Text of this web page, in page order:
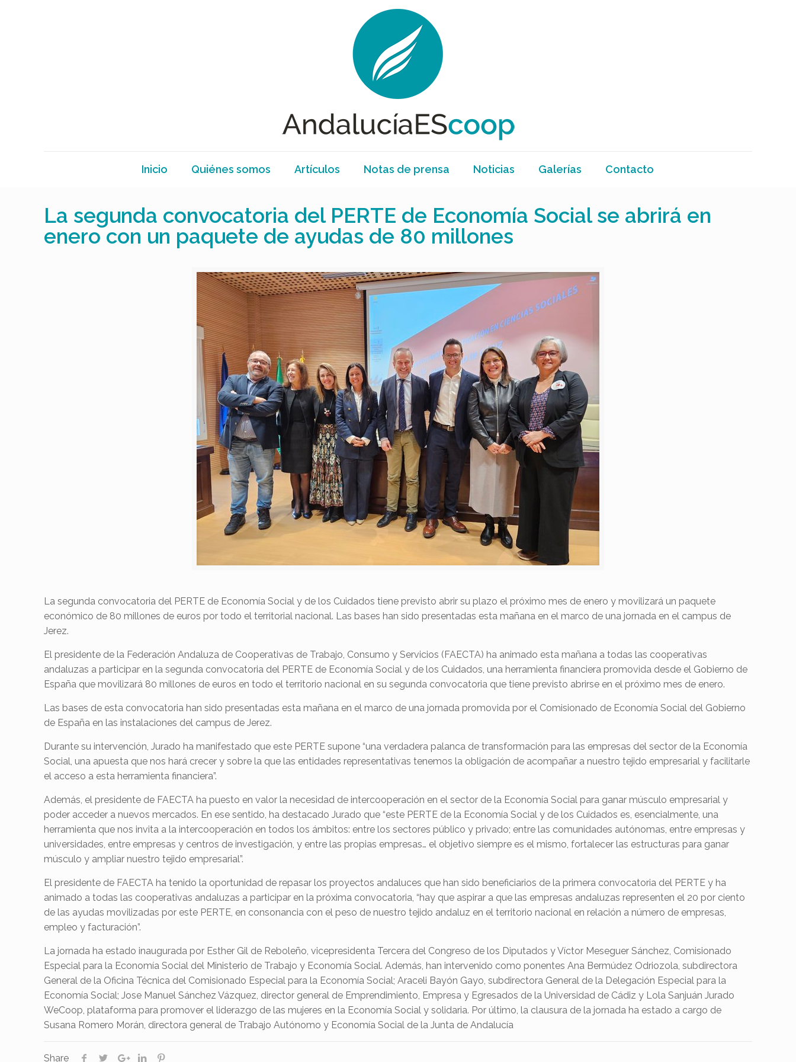
Inicio Quiénes somos Artículos Notas de prensa Noticias Galerías Contacto
La segunda convocatoria del PERTE de Economía Social se abrirá en
enero con un paquete de ayudas de 80 millones
La segunda convocatoria del PERTE de Economía Social y de los Cuidados tiene previsto abrir su plazo el próximo mes de enero y movilizará un paquete
económico de 80 millones de euros por todo el territorial nacional. Las bases han sido presentadas esta mañana en el marco de una jornada en el campus de
Jerez.
El presidente de la Federación Andaluza de Cooperativas de Trabajo, Consumo y Servicios (FAECTA) ha animado esta mañana a todas las cooperativas
andaluzas a participar en la segunda convocatoria del PERTE de Economía Social y de los Cuidados, una herramienta financiera promovida desde el Gobierno de
España que movilizará 80 millones de euros en todo el territorio nacional en su segunda convocatoria que tiene previsto abrirse en el próximo mes de enero.
Las bases de esta convocatoria han sido presentadas esta mañana en el marco de una jornada promovida por el Comisionado de Economía Social del Gobierno
de España en las instalaciones del campus de Jerez.
Durante su intervención, Jurado ha manifestado que este PERTE supone “una verdadera palanca de transformación para las empresas del sector de la Economía
Social, una apuesta que nos hará crecer y sobre la que las entidades representativas tenemos la obligación de acompañar a nuestro tejido empresarial y facilitarle
el acceso a esta herramienta financiera”.
Además, el presidente de FAECTA ha puesto en valor la necesidad de intercooperación en el sector de la Economía Social para ganar músculo empresarial y
poder acceder a nuevos mercados. En ese sentido, ha destacado Jurado que “este PERTE de la Economía Social y de los Cuidados es, esencialmente, una
herramienta que nos invita a la intercooperación en todos los ámbitos: entre los sectores público y privado; entre las comunidades autónomas, entre empresas y
universidades, entre empresas y centros de investigación, y entre las propias empresas… el objetivo siempre es el mismo, fortalecer las estructuras para ganar
músculo y ampliar nuestro tejido empresarial”.
El presidente de FAECTA ha tenido la oportunidad de repasar los proyectos andaluces que han sido beneficiarios de la primera convocatoria del PERTE y ha
animado a todas las cooperativas andaluzas a participar en la próxima convocatoria, “hay que aspirar a que las empresas andaluzas representen el 20 por ciento
de las ayudas movilizadas por este PERTE, en consonancia con el peso de nuestro tejido andaluz en el territorio nacional en relación a número de empresas,
empleo y facturación”.
La jornada ha estado inaugurada por Esther Gil de Reboleño, vicepresidenta Tercera del Congreso de los Diputados y Víctor Meseguer Sánchez, Comisionado
Especial para la Economía Social del Ministerio de Trabajo y Economía Social. Además, han intervenido como ponentes Ana Bermúdez Odriozola, subdirectora
General de la Oficina Técnica del Comisionado Especial para la Economía Social; Araceli Bayón Gayo, subdirectora General de la Delegación Especial para la
Economía Social; Jose Manuel Sánchez Vázquez, director general de Emprendimiento, Empresa y Egresados de la Universidad de Cádiz y Lola Sanjuán Jurado
WeCoop, plataforma para promover el liderazgo de las mujeres en la Economía Social y solidaria. Por último, la clausura de la jornada ha estado a cargo de
Susana Romero Morán, directora general de Trabajo Autónomo y Economía Social de la Junta de Andalucía
Share